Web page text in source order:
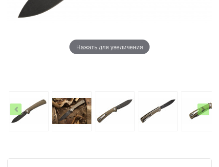
Нажать для увеличения